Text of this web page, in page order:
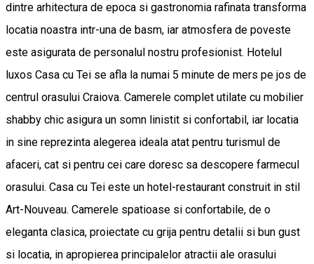
dintre arhitectura de epoca si gastronomia rafinata transforma
locatia noastra intr-una de basm, iar atmosfera de poveste
este asigurata de personalul nostru profesionist. Hotelul
luxos Casa cu Tei se afla la numai 5 minute de mers pe jos de
centrul orasului Craiova. Camerele complet utilate cu mobilier
shabby chic asigura un somn linistit si confortabil, iar locatia
in sine reprezinta alegerea ideala atat pentru turismul de
afaceri, cat si pentru cei care doresc sa descopere farmecul
orasului. Casa cu Tei este un hotel-restaurant construit in stil
Art-Nouveau. Camerele spatioase si confortabile, de o
eleganta clasica, proiectate cu grija pentru detalii si bun gust
si locatia, in apropierea principalelor atractii ale orasului